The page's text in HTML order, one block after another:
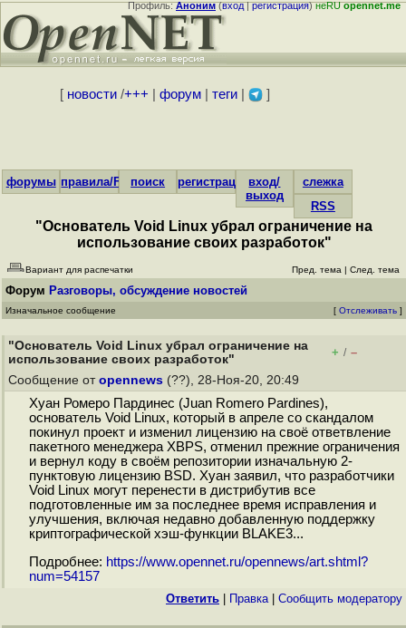
Профиль:Аноним(вход|регистрация)неRUopennet.me
[ новости/+++ форум| теги| ]
форумы правила/FAQпоиск регистрациявход/
выход
слежка
RSS
"Основатель Void Linux убрал ограничение на
использование своих разработок"
Вариант для распечатки Пред. тема | След. тема
Форум Разговоры, обсуждение новостей
Изначальное сообщение [ Отслеживать ]
"Основатель Void Linux убрал ограничение на
использование своих разработок"
+ / –
Сообщение от opennews (??), 28-Ноя-20, 20:49
Хуан Ромеро Пардинес (Juan Romero Pardines),
основатель Void Linux, который в апреле со скандалом
покинул проект и изменил лицензию на своё ответвление
пакетного менеджера XBPS, отменил прежние ограничения
и вернул коду в своём репозитории изначальную 2-
пунктовую лицензию BSD. Хуан заявил, что разработчики
Void Linux могут перенести в дистрибутив все
подготовленные им за последнее время исправления и
улучшения, включая недавно добавленную поддержку
криптографической хэш-функции BLAKE3...
Подробнее: https://www.opennet.ru/opennews/art.shtml?
num=54157
Ответить Правка| Cообщить модератору